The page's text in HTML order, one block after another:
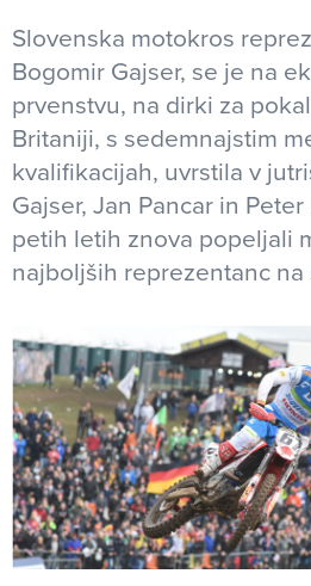
Slovenska motokros
Bogomir Gajser, se je na
prvenstvu, na dirki za
Britaniji, s sedemnajstim
kvalifikacijah, uvrstila v
Gajser, Jan Pancar in
petih letih znova popeljali
najboljših reprezentanc na